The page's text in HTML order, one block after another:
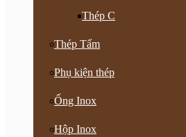
Thép C
Thép Tấm
Phụ kiện thép
Ống Inox
Hộp Inox